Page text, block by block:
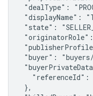
"dealType":
"displayName":
"state":
"originatorRole":
"buyer": "buyers/
"referenceId":
},